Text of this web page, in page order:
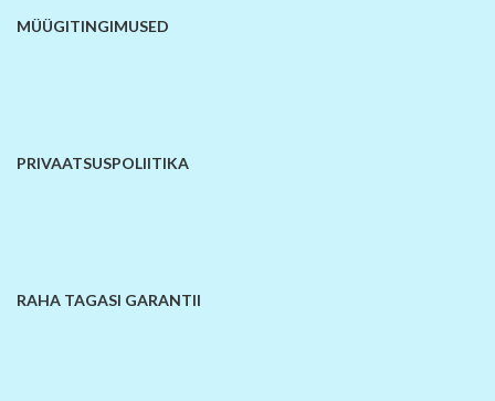
MÜÜGITINGIMUSED
PRIVAATSUSPOLIITIKA
RAHA TAGASI GARANTII